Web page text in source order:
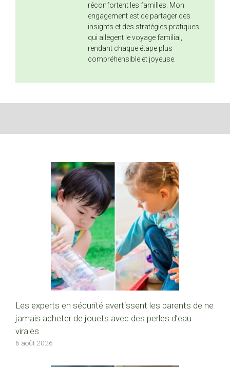
réconfortent les familles. Mon
engagement est de partager des
insights et des stratégies pratiques
qui allègent le voyage familial,
rendant chaque étape plus
compréhensible et joyeuse.
Les experts en sécurité avertissent les parents de ne
jamais acheter de jouets avec des perles d’eau
virales
6 août 2026